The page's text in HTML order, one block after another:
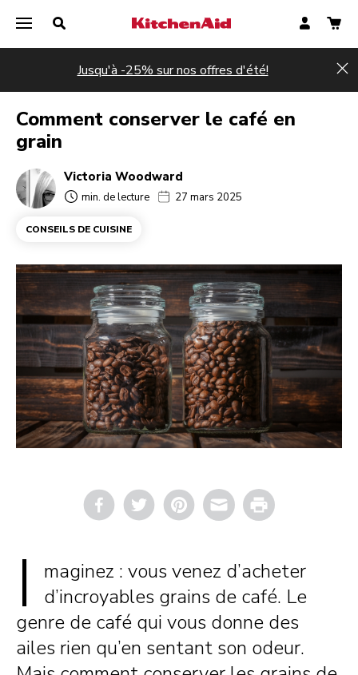
Jusqu'à -25% sur nos offres d'été!
Comment conserver le café en
grain
Victoria Woodward
min. de lecture 27 mars 2025
CONSEILS DE CUISINE
Email Print
I
maginez : vous venez d’acheter
d’incroyables grains de café. Le
genre de café qui vous donne des
ailes rien qu’en sentant son odeur.